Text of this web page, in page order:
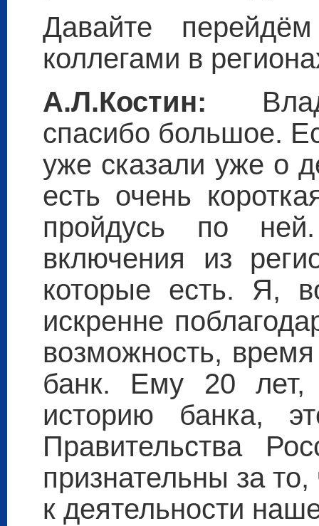
Давайте
коллегами в
А.Л.Костин:
спасибо большое.
уже сказали уже о
есть очень
пройдусь по
включения из
которые есть. Я,
искренне
возможность,
банк. Ему 20 лет,
историю банка,
Правительства
признательны за
к деятельности